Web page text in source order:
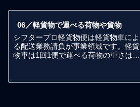
06／軽貨物で運べる荷物や貨物
シフタープロ軽貨物便は軽貨物車によ
る配送業務請負が事業領域です。軽貨
物車は1回1便で運べる荷物の重さは合
ロや30キロといった制限はありませ